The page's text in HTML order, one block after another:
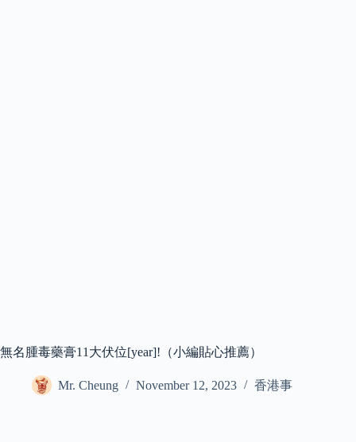
無名腫毒藥膏11大伏位[year]!（小編貼心推薦）
Mr. Cheung November 12, 2023 香港事